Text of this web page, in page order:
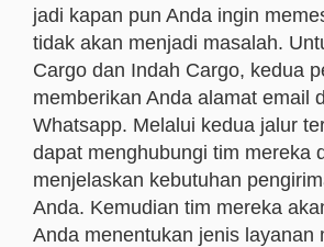
jadi kapan pun Anda ingin
tidak akan menjadi masalah.
Cargo dan Indah Cargo, kedua
memberikan Anda alamat email
Whatsapp. Melalui kedua jalur
dapat menghubungi tim mereka
menjelaskan kebutuhan
Anda. Kemudian tim mereka
Anda menentukan jenis layanan